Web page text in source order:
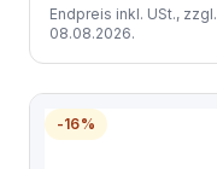
Endpreis inkl. USt., zzgl.
08.08.2026.
-16%